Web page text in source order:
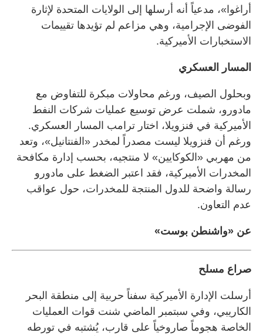
أراغوا»، مدعياً أنه أرسلها إلى الولايات المتحدة لإثارة
الفوضى الإجرامية، وهي مزاعم لم تؤيدها تقييمات
الاستخبارات الأميركية.
المسار العسكري
وبحلول الصيف، ورغم محاولات مبكرة للتفاوض مع
مادورو، شملت عرض توسيع عمليات شركات النفط
الأميركية في فنزويلا، اختار ترامب المسار العسكري.
ورغم أن فنزويلا ليست مصدراً لمخدر «الفنتانيل»، وتعد
من مهربي «الكوكايين» لا منتجيه، بحسب إدارة مكافحة
المخدرات الأميركية، فقد اعتبر الضغط على مادورو
رسالة واضحة للدول المنتجة للمخدرات، حول عواقب
عدم التعاون.
عن «واشنطن بوست»
صراع مسلح
أرسلت الإدارة الأميركية سفناً حربية إلى منطقة البحر
الكاريبي، وفي سبتمبر الماضي شنت قوات العمليات
الخاصة هجوماً صاروخياً على قارب، يُشتبه في تورطه